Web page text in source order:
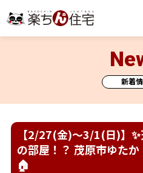
新着
【2/27(金)～3/1(日)】
の部屋！？ 茂原市ゆた
🏠